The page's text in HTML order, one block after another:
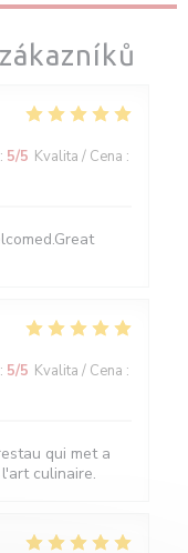
: 5/5 Kvalita / Cena :
: 5/5 Kvalita / Cena :
qui met a
culinaire.